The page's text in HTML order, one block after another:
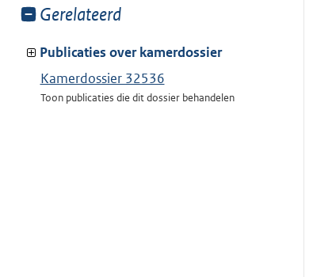
Toon
van:
Gerelateerd
Publicaties over kamerdossier
Kamerdossier 32536
Toon publicaties die dit dossier behandelen